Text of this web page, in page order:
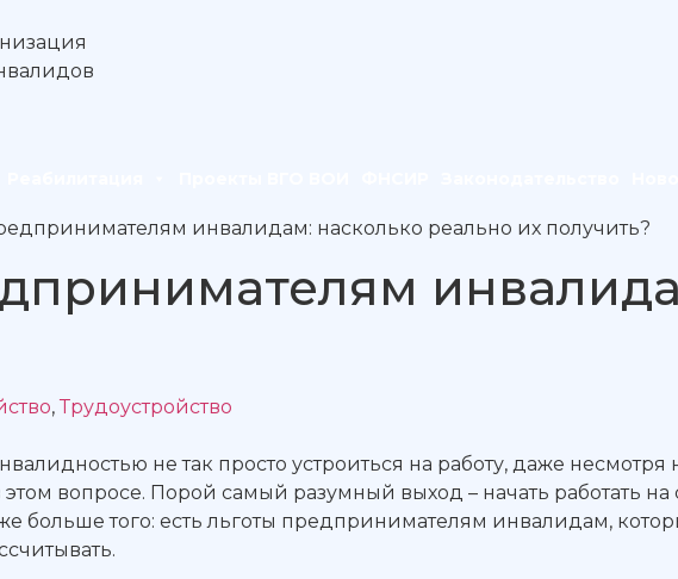
инвалидам: насколько реально их получить?
, Трудоустройство
не так просто устроиться на работу, даже несмотря
вопросе. Порой самый разумный выход – начать работать
больше того: есть льготы предпринимателям инвалидам,